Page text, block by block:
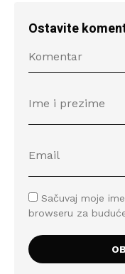
Ostavite
Sačuvaj moje
browseru za